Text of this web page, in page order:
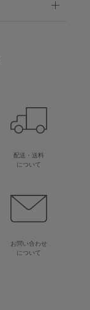
配送・送料
について
お問い合わせ
について